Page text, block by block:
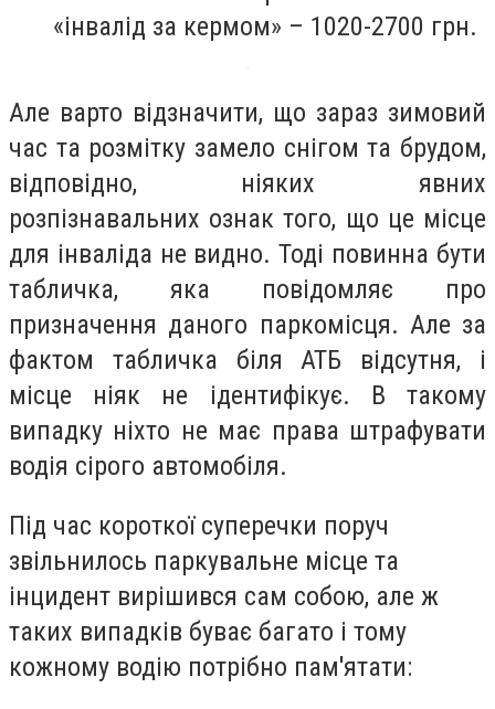
«інвалід за кермом» – 1020-2700 грн.
Але варто відзначити, що зараз зимовий
час та розмітку замело снігом та брудом,
відповідно, ніяких явних
розпізнавальних ознак того, що це місце
для інваліда не видно. Тоді повинна бути
табличка, яка повідомляє про
призначення даного паркомісця. Але за
фактом табличка біля АТБ відсутня, і
місце ніяк не ідентифікує. В такому
випадку ніхто не має права штрафувати
водія сірого автомобіля.
Під час короткої суперечки поруч
звільнилось паркувальне місце та
інцидент вирішився сам собою, але ж
таких випадків буває багато і тому
кожному водію потрібно пам'ятати: